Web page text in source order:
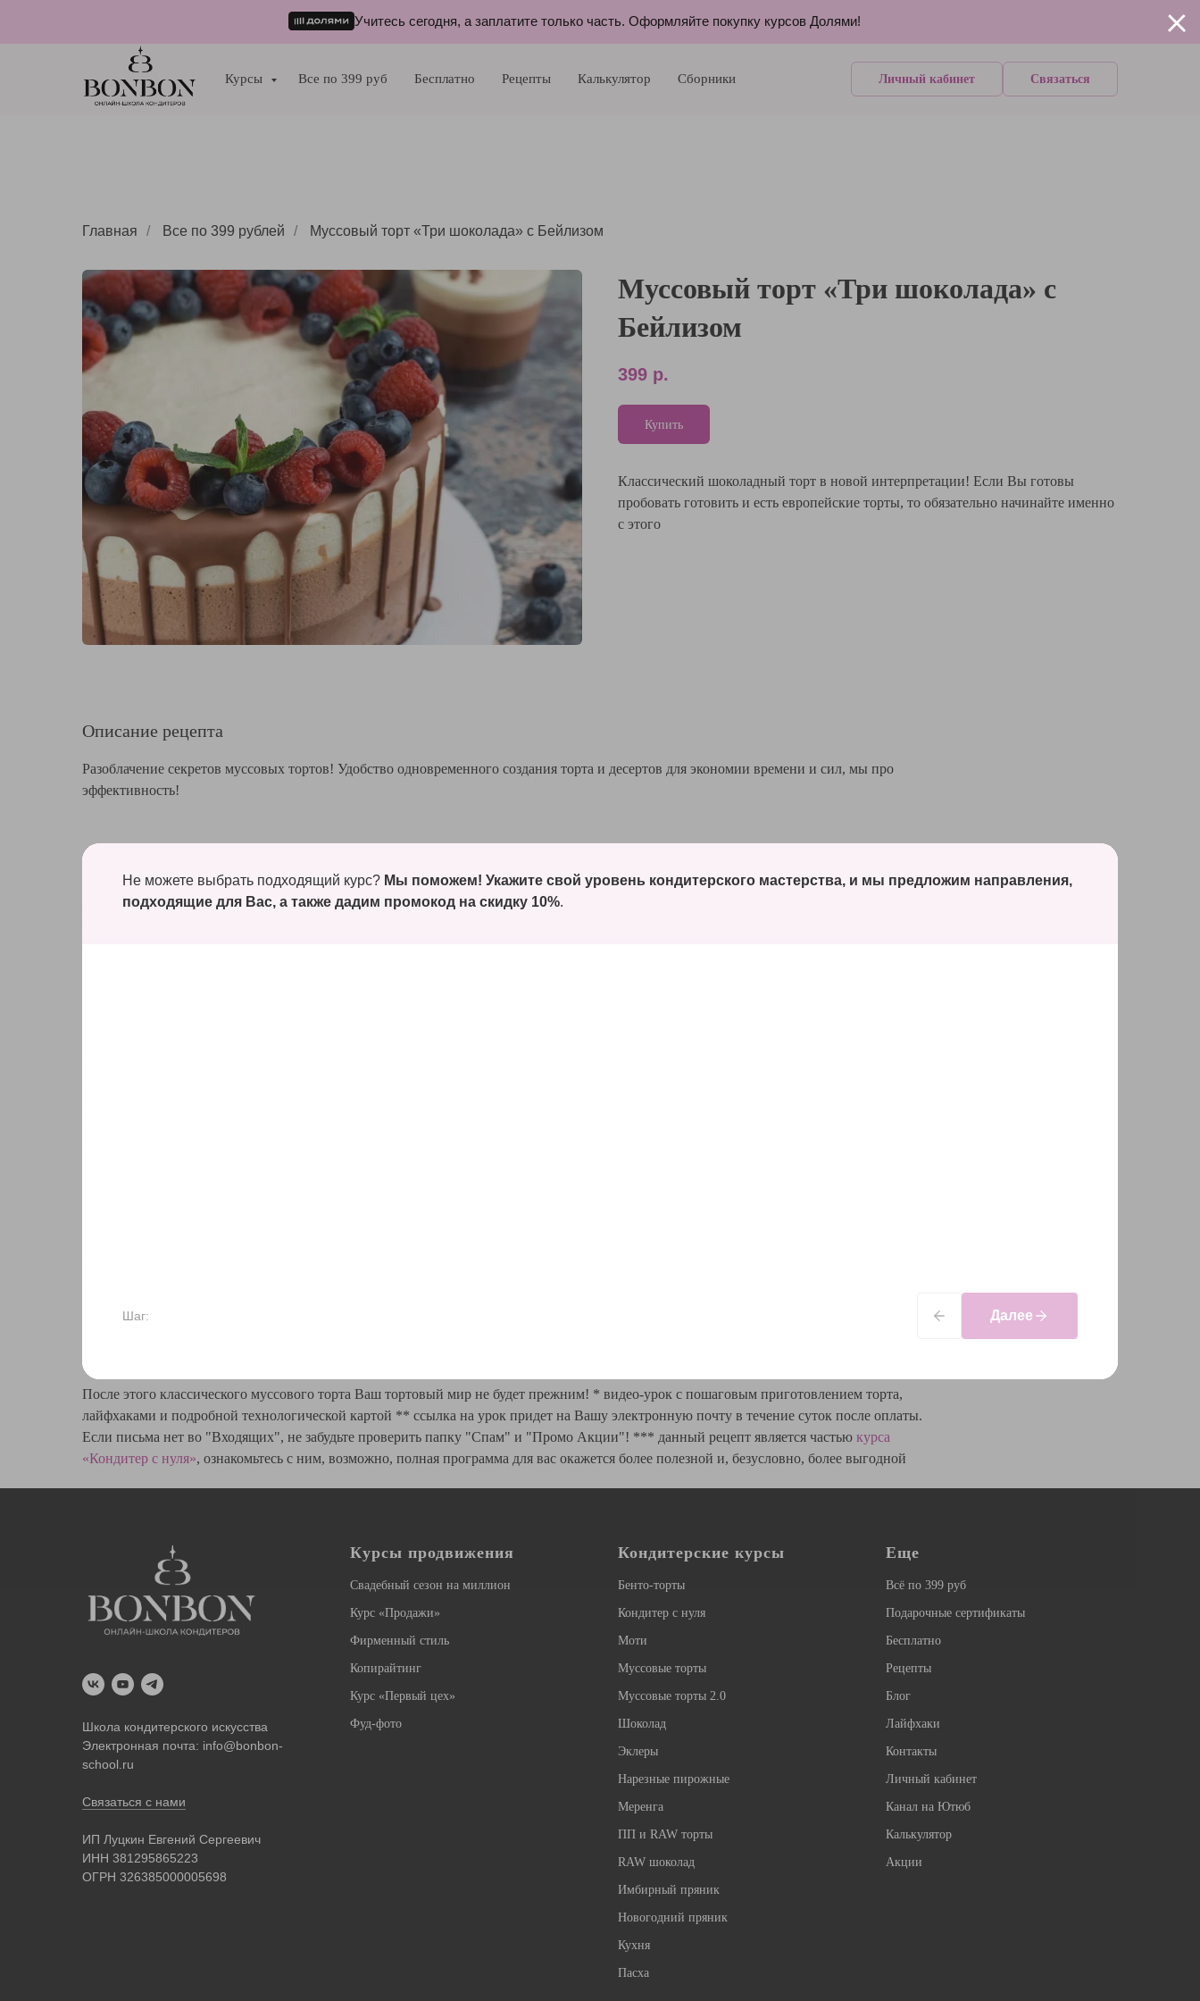
Учитесь сегодня, а заплатите только часть. Оформляйте покупку курсов Долями!
Курсы Все по 399 руб Бесплатно Рецепты Калькулятор Сборники Личный кабинет Связаться
Не можете выбрать подходящий курс? Мы поможем! Укажите свой уровень кондитерского мастерства, и мы предложим направления,
подходящие для Вас, а также дадим промокод на скидку 10%.
Шаг: Далее
Главная / Все по 399 рублей / Муссовый торт «Три шоколада» с Бейлизом
Муссовый торт «Три шоколада» с
Бейлизом
399 р.
Купить
Классический шоколадный торт в новой интерпретации! Если Вы готовы
пробовать готовить и есть европейские торты, то обязательно начинайте именно
с этого
Описание рецепта
Разоблачение секретов муссовых тортов! Удобство одновременного создания торта и десертов для экономии времени и сил, мы про
эффективность!
— шоколадный корж
После этого классического муссового торта Ваш тортовый мир не будет прежним! * видео-урок с пошаговым приготовлением торта,
лайфхаками и подробной технологической картой ** ссылка на урок придет на Вашу электронную почту в течение суток после оплаты.
Если письма нет во "Входящих", не забудьте проверить папку "Спам" и "Промо Акции"! *** данный рецепт является частью курса
«Кондитер с нуля», ознакомьтесь с ним, возможно, полная программа для вас окажется более полезной и, безусловно, более выгодной
Школа кондитерского искусства
Электронная почта: info@bonbon-
school.ru
Связаться с нами
ИП Луцкин Евгений Сергеевич
ИНН 381295865223
ОГРН 326385000005698
Курсы продвижения
Свадебный сезон на миллион
Курс «Продажи»
Фирменный стиль
Копирайтинг
Курс «Первый цех»
Фуд-фото
Кондитерские курсы
Бенто-торты
Кондитер с нуля
Моти
Муссовые торты
Муссовые торты 2.0
Шоколад
Эклеры
Нарезные пирожные
Меренга
ПП и RAW торты
RAW шоколад
Имбирный пряник
Новогодний пряник
Кухня
Пасха
Еще
Всё по 399 руб
Подарочные сертификаты
Бесплатно
Рецепты
Блог
Лайфхаки
Контакты
Личный кабинет
Канал на Ютюб
Калькулятор
Акции